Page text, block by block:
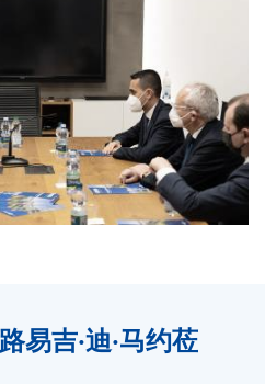
易吉·迪·马约莅